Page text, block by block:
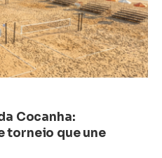
Cocanha:
torneio que une